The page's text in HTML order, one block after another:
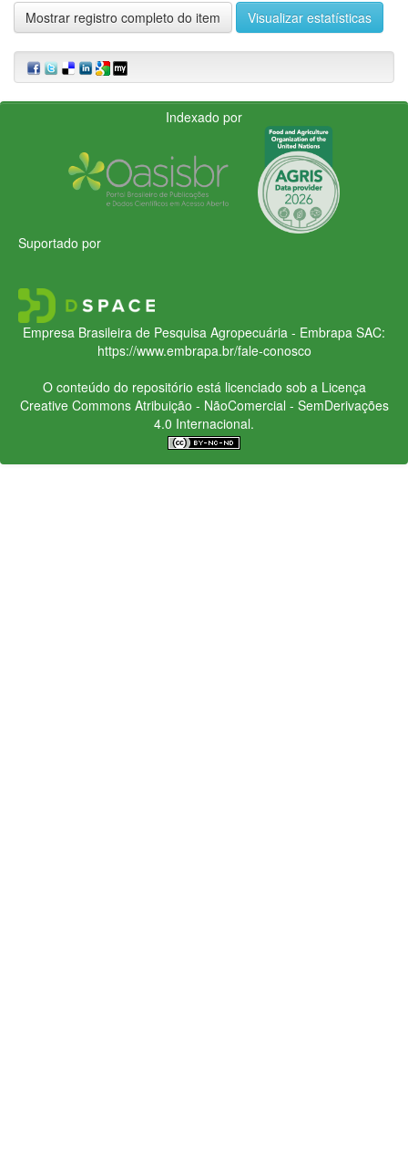
Mostrar registro completo do item Visualizar estatísticas
Indexado por
Suportado por
Empresa Brasileira de Pesquisa Agropecuária - Embrapa SAC:
https://www.embrapa.br/fale-conosco
O conteúdo do repositório está licenciado sob a Licença
Creative CommonsAtribuição - NãoComercial - SemDerivações
4.0 Internacional.